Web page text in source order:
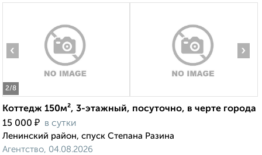
2/8
‹ ›
Коттедж 150м², 3-этажный, посуточно, в черте города
15 000 ₽ в сутки
Ленинский район, спуск Степана Разина
Агентство, 04.08.2026